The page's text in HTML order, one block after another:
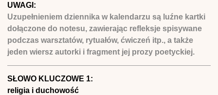
UWAGI:
Uzupełnieniem dziennika w kalendarzu są luźne kartki
dołączone do notesu, zawierając refleksje spisywane
podczas warsztatów, rytuałów, ćwiczeń itp., a także
jeden wiersz autorki i fragment jej prozy poetyckiej.
SŁOWO KLUCZOWE 1:
religia i duchowość